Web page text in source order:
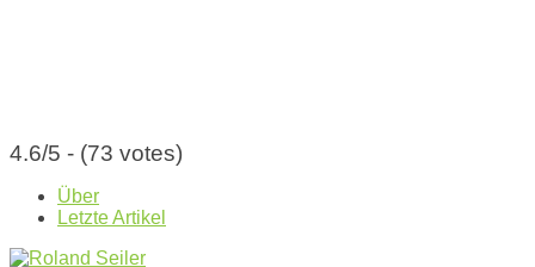
4.6/5 - (73 votes)
Über
Letzte Artikel